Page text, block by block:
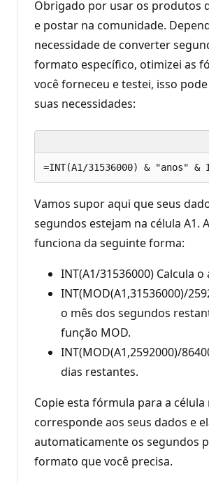
Obrigado por usar os produtos
e postar na comunidade.
necessidade de converter
formato específico, otimizei as
você forneceu e testei, isso
suas necessidades:
Vamos supor aqui que seus
segundos estejam na célula A1.
funciona da seguinte forma:
INT(A1/31536000) Calcula o
INT(MOD(A1,31536000)/
o mês dos segundos
função MOD.
INT(MOD(A1,2592000)/
dias restantes.
Copie esta fórmula para a célula
corresponde aos seus dados e
automaticamente os segundos
formato que você precisa.